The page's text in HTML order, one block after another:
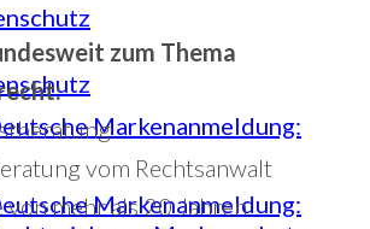
Markenanmeldung:
Markenanmeldung:
zum Thema
vom Rechtsanwalt
mehr als 20 Jahren